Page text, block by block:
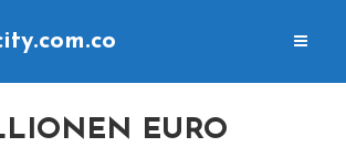
EURO